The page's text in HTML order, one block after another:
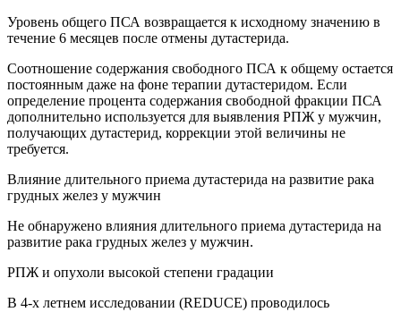
Уровень общего ПСА возвращается к исходному значению в
течение 6 месяцев после отмены дутастерида.
Соотношение содержания свободного ПСА к общему остается
постоянным даже на фоне терапии дутастеридом. Если
определение процента содержания свободной фракции ПСА
дополнительно используется для выявления РПЖ у мужчин,
получающих дутастерид, коррекции этой величины не
требуется.
Влияние длительного приема дутастерида на развитие рака
грудных желез у мужчин
Не обнаружено влияния длительного приема дутастерида на
развитие рака грудных желез у мужчин.
РПЖ и опухоли высокой степени градации
В 4-х летнем исследовании (REDUCE) проводилось